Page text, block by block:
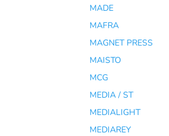
MADE
MAFRA
MAGNET PRESS
MAISTO
MCG
MEDIA / ST
MEDIALIGHT
MEDIAREY